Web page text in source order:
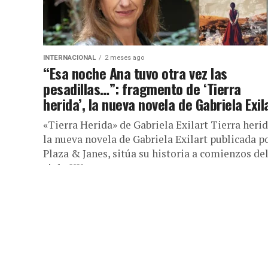
INTERNACIONAL 2 meses ago
“Esa noche Ana tuvo otra vez las
pesadillas…”: fragmento de ‘Tierra
herida’, la nueva novela de Gabriela
«Tierra Herida» de Gabriela Exilart Tierra
la nueva novela de Gabriela Exilart publicada
Plaza & Janes, sitúa su historia a comienzos del
siglo XX,...